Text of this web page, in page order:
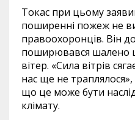
Токас при цьому
поширенні пожеж не
правоохоронців. Він
поширювався шалено
вітер. «Сила вітрів
нас ще не
що це може бути
клімату.